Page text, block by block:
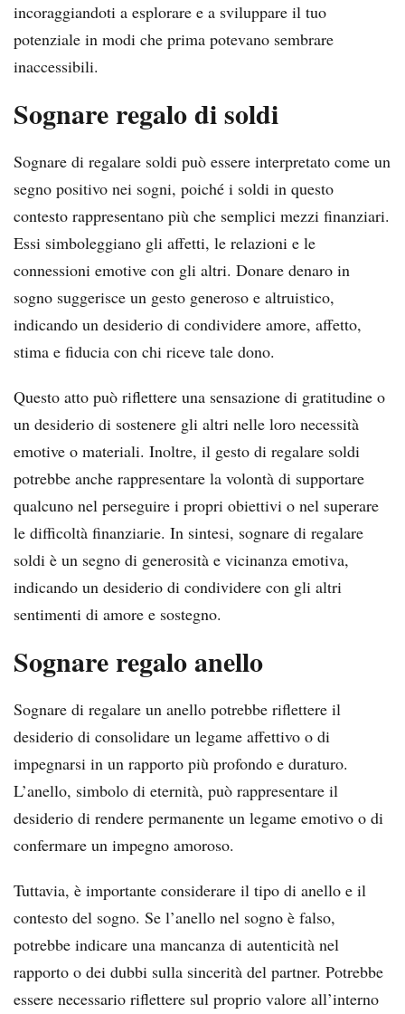
incoraggiandoti a esplorare e a sviluppare il tuo
potenziale in modi che prima potevano sembrare
inaccessibili.
Sognare regalo di soldi
Sognare di regalare soldi può essere interpretato come un
segno positivo nei sogni, poiché i soldi in questo
contesto rappresentano più che semplici mezzi finanziari.
Essi simboleggiano gli affetti, le relazioni e le
connessioni emotive con gli altri. Donare denaro in
sogno suggerisce un gesto generoso e altruistico,
indicando un desiderio di condividere amore, affetto,
stima e fiducia con chi riceve tale dono.
Questo atto può riflettere una sensazione di gratitudine o
un desiderio di sostenere gli altri nelle loro necessità
emotive o materiali. Inoltre, il gesto di regalare soldi
potrebbe anche rappresentare la volontà di supportare
qualcuno nel perseguire i propri obiettivi o nel superare
le difficoltà finanziarie. In sintesi, sognare di regalare
soldi è un segno di generosità e vicinanza emotiva,
indicando un desiderio di condividere con gli altri
sentimenti di amore e sostegno.
Sognare regalo anello
Sognare di regalare un anello potrebbe riflettere il
desiderio di consolidare un legame affettivo o di
impegnarsi in un rapporto più profondo e duraturo.
L’anello, simbolo di eternità, può rappresentare il
desiderio di rendere permanente un legame emotivo o di
confermare un impegno amoroso.
Tuttavia, è importante considerare il tipo di anello e il
contesto del sogno. Se l’anello nel sogno è falso,
potrebbe indicare una mancanza di autenticità nel
rapporto o dei dubbi sulla sincerità del partner. Potrebbe
essere necessario riflettere sul proprio valore all’interno